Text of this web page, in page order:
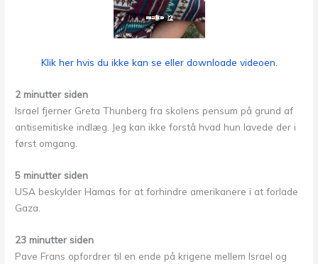
Klik her hvis du ikke kan se eller downloade videoen.
2 minutter siden
Israel fjerner Greta Thunberg fra skolens pensum på grund af
antisemitiske indlæg. Jeg kan ikke forstå hvad hun lavede der i
først omgang.
5 minutter siden
USA beskylder Hamas for at forhindre amerikanere i at forlade
Gaza.
23 minutter siden
Pave Frans opfordrer til en ende på krigene mellem Israel og